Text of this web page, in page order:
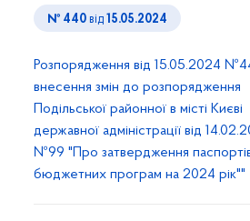
№ 440 від 15.05.2024
Розпорядження від 15.05.2024
внесення змін до розпорядження
Подільської районної в місті Києві
державної адміністрації від
№99 "Про затвердження
бюджетних програм на 2024 рік""